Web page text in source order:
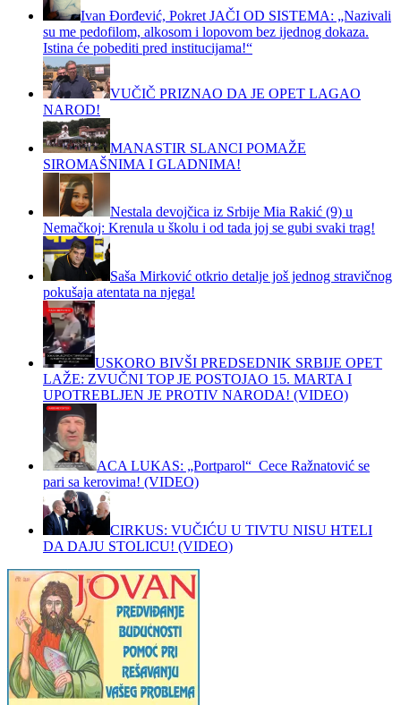
Ivan Đorđević, Pokret JAČI OD SISTEMA: „Nazivali
su me pedofilom, alkosom i lopovom bez ijednog dokaza.
Istina će pobediti pred institucijama!“
VUČIČ PRIZNAO DA JE OPET LAGAO
NAROD!
MANASTIR SLANCI POMAŽE
SIROMAŠNIMA I GLADNIMA!
Nestala devojčica iz Srbije Mia Rakić (9) u
Nemačkoj: Krenula u školu i od tada joj se gubi svaki trag!
Saša Mirković otkrio detalje još jednog stravičnog
pokušaja atentata na njega!
USKORO BIVŠI PREDSEDNIK SRBIJE OPET
LAŽE: ZVUČNI TOP JE POSTOJAO 15. MARTA I
UPOTREBLJEN JE PROTIV NARODA! (VIDEO)
ACA LUKAS: „Portparol“ Cece Ražnatović se
pari sa kerovima! (VIDEO)
CIRKUS: VUČIĆU U TIVTU NISU HTELI
DA DAJU STOLICU! (VIDEO)